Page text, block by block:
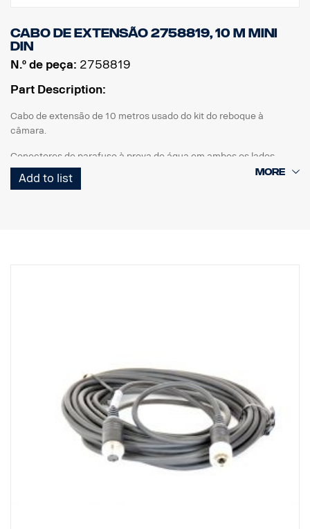
Cabo de extensão 2758819, 10 m MINI
DIN
N.º de peça: 2758819
Part Description:
Cabo de extensão de 10 metros usado do kit do reboque à
câmara.
Conectores de parafuso à prova de água em ambos os lados.
Add to list